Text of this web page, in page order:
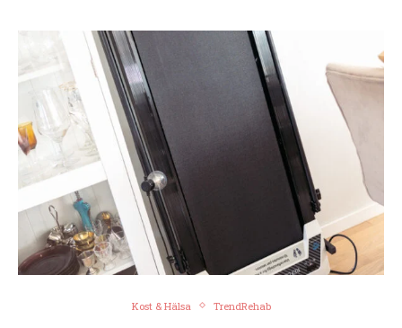
Kost & Hälsa TrendRehab